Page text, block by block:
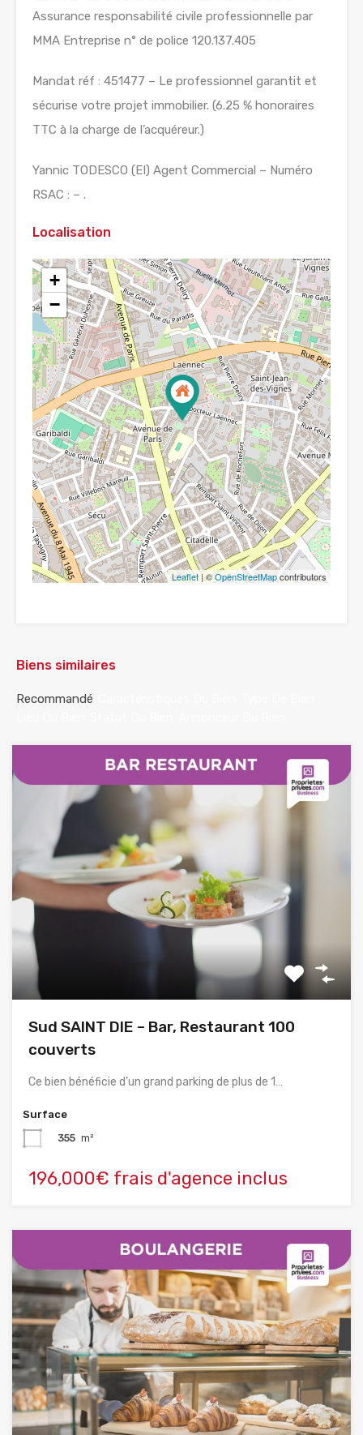
Assurance responsabilité civile professionnelle par
MMA Entreprise n° de police 120.137.405
Mandat réf : 451477 – Le professionnel garantit et
sécurise votre projet immobilier. (6.25 % honoraires
TTC à la charge de l’acquéreur.)
Yannic TODESCO (EI) Agent Commercial – Numéro
RSAC : – .
Localisation
+
−
Leaflet| ©OpenStreetMapcontributors
Biens similaires
Recommandé
Sud SAINT DIE – Bar, Restaurant 100
couverts
Ce bien bénéficie d’un grand parking de plus de 1…
Surface
355 m²
196,000€ frais d'agence inclus